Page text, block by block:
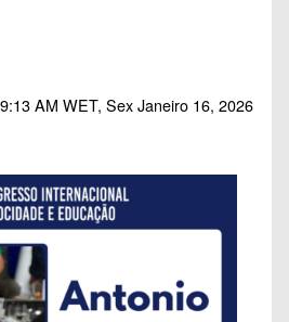
AM WET, Sex Janeiro 16, 2026